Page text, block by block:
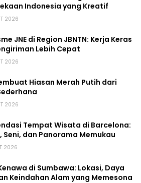
Indonesia yang Kreatif
2026
JNE di Region JBNTN: Kerja Keras
Lebih Cepat
2026
Hiasan Merah Putih dari
2026
Tempat Wisata di Barcelona:
Seni, dan Panorama Memukau
2026
di Sumbawa: Lokasi, Daya
Keindahan Alam yang Memesona